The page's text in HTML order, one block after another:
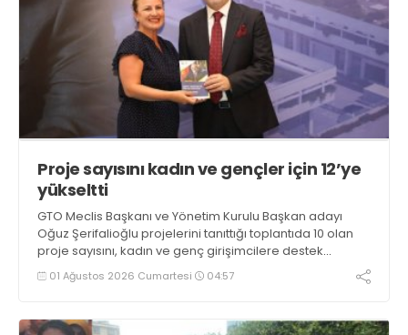
Proje sayısını kadın ve gençler için 12’ye
yükseltti
GTO Meclis Başkanı ve Yönetim Kurulu Başkan adayı
Oğuz Şerifalioğlu projelerini tanıttığı toplantıda 10 olan
proje sayısını, kadın ve genç girişimcilere destek
projeleri ile 12’ye çıkarttı. Seçim koordinasyon merkezini,
03 Ağustos’ta açacak
01 Ağustos 2026 Cumartesi 04:57